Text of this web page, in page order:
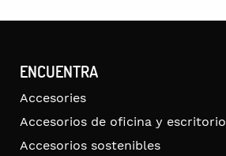
ENCUENTRA
Accesories
Accesorios de oficina y escritorio
Accesorios sostenibles